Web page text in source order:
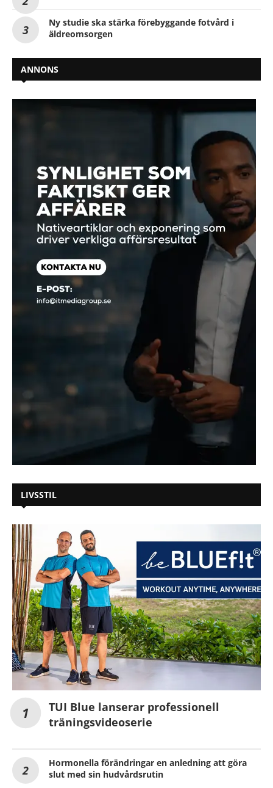
Ny studie ska stärka förebyggande fotvård i
äldreomsorgen
ANNONS
LIVSSTIL
TUI Blue lanserar professionell
träningsvideoserie
Hormonella förändringar en anledning att göra
slut med sin hudvårdsrutin